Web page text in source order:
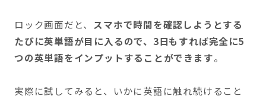
ロック画面だと、 スマホで時間を確認しようとする
たびに英単語が目に入るので、3日もすれば完全に5
つの英単語をインプットすることができます。
実際に試してみると、いかに英語に触れ続けること